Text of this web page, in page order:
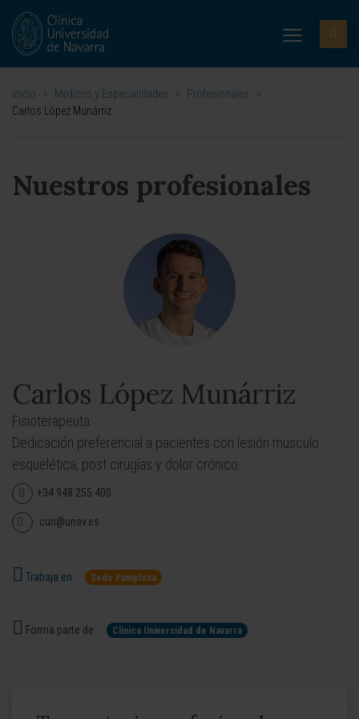
Inicio > Médicos y Especialidades > Profesionales
>
Carlos López Munárriz
Nuestros profesionales
Carlos López Munárriz
Fisioterapeuta.
Dedicación preferencial a pacientes con lesión musculo
esquelética, post cirugías y dolor crónico.
+34 948 255 400
cun@unav.es
Trabaja en: Sede Pamplona
Forma parte de: Clínica Universidad de Navarra